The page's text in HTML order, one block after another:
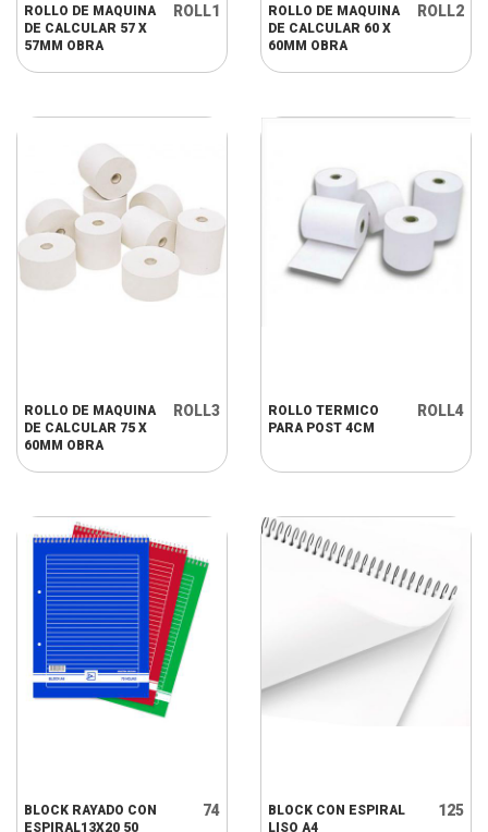
ROLLO DE MAQUINA
DE CALCULAR 57 X
57MM OBRA
ROLL1
ROLLO DE MAQUINA
DE CALCULAR 60 X
60MM OBRA
ROLL2
ROLLO DE MAQUINA
DE CALCULAR 75 X
60MM OBRA
ROLL3
ROLLO TERMICO
PARA POST 4CM
ROLL4
BLOCK RAYADO CON
ESPIRAL13X20 50
74
BLOCK CON ESPIRAL
LISO A4
125